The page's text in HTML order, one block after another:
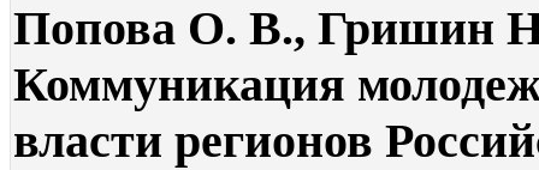
Попова О. В., Гришин
Коммуникация
власти регионов